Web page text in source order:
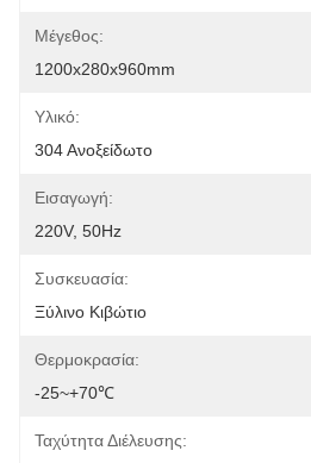
Μέγεθος:
1200x280x960mm
Υλικό:
304 Ανοξείδωτο
Εισαγωγή:
220V, 50Hz
Συσκευασία:
Ξύλινο Κιβώτιο
Θερμοκρασία:
-25~+70℃
Ταχύτητα Διέλευσης: